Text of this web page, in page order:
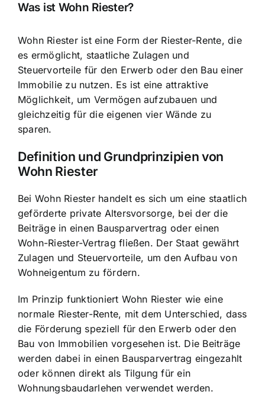
Was ist Wohn Riester?
Wohn Riester ist eine Form der Riester-Rente, die
es ermöglicht, staatliche Zulagen und
Steuervorteile für den Erwerb oder den Bau einer
Immobilie zu nutzen. Es ist eine attraktive
Möglichkeit, um Vermögen aufzubauen und
gleichzeitig für die eigenen vier Wände zu
sparen.
Definition und Grundprinzipien von
Wohn Riester
Bei Wohn Riester handelt es sich um eine staatlich
geförderte private Altersvorsorge, bei der die
Beiträge in einen Bausparvertrag oder einen
Wohn-Riester-Vertrag fließen. Der Staat gewährt
Zulagen und Steuervorteile, um den Aufbau von
Wohneigentum zu fördern.
Im Prinzip funktioniert Wohn Riester wie eine
normale Riester-Rente, mit dem Unterschied, dass
die Förderung speziell für den Erwerb oder den
Bau von Immobilien vorgesehen ist. Die Beiträge
werden dabei in einen Bausparvertrag eingezahlt
oder können direkt als Tilgung für ein
Wohnungsbaudarlehen verwendet werden.